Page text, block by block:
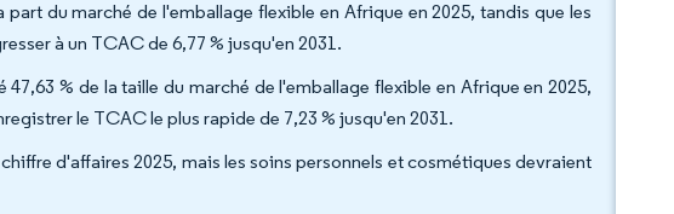
du marché de l'emballage flexible en Afrique en 2025, tandis que les
à un TCAC de 6,77 % jusqu'en 2031.
% de la taille du marché de l'emballage flexible en Afrique en 2025,
le TCAC le plus rapide de 7,23 % jusqu'en 2031.
d'affaires 2025, mais les soins personnels et cosmétiques devraient